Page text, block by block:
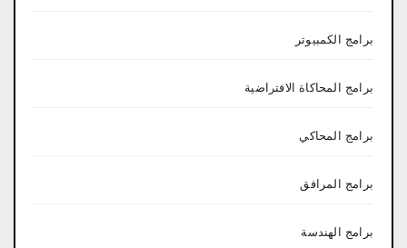
برامج الكمبيوتر
برامج المحاكاة الافتراضية
برامج المحاكي
برامج المرافق
برامج الهندسة